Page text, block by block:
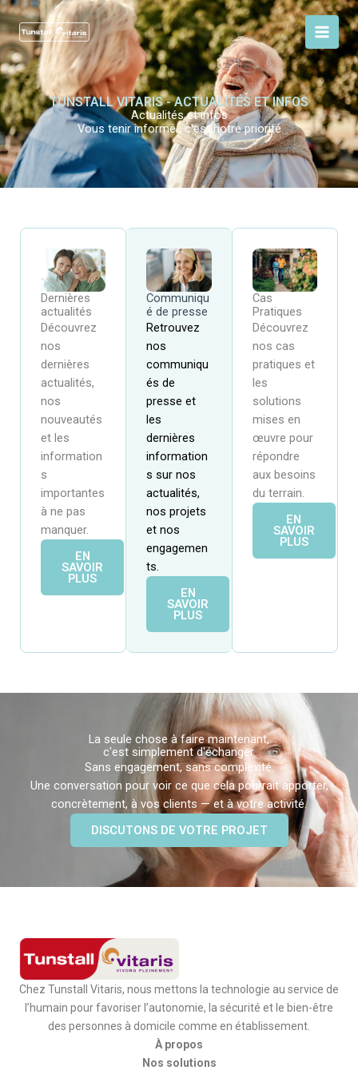
Aller
au
contenu
TUNSTALL VITARIS - ACTUALITÉS ET INFOS
Actualités et infos
Vous tenir informé , c'est notre priorité
Dernières
actualités
Découvrez
nos
dernières
actualités,
nos
nouveautés
et les
information
s
importantes
à ne pas
manquer.
EN
SAVOIR
PLUS
Communiqu
é de presse
Retrouvez
nos
communiqu
és de
presse et
les
dernières
information
s sur nos
actualités,
nos projets
et nos
engagemen
ts.
EN
SAVOIR
PLUS
Cas
Pratiques
Découvrez
nos cas
pratiques et
les
solutions
mises en
œuvre pour
répondre
aux besoins
du terrain.
EN
SAVOIR
PLUS
La seule chose à faire maintenant,
c'est simplement d'échanger.
Sans engagement, sans complexité.
Une conversation pour voir ce que cela pourrait apporter,
concrètement, à vos clients — et à votre activité.
DISCUTONS DE VOTRE PROJET
Chez Tunstall Vitaris, nous mettons la technologie au service de
l’humain pour favoriser l’autonomie, la sécurité et le bien-être
des personnes à domicile comme en établissement.
À propos
Nos solutions